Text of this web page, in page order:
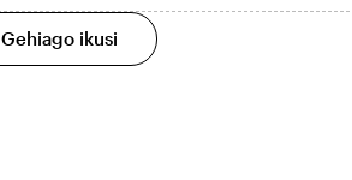
Gehiago ikusi